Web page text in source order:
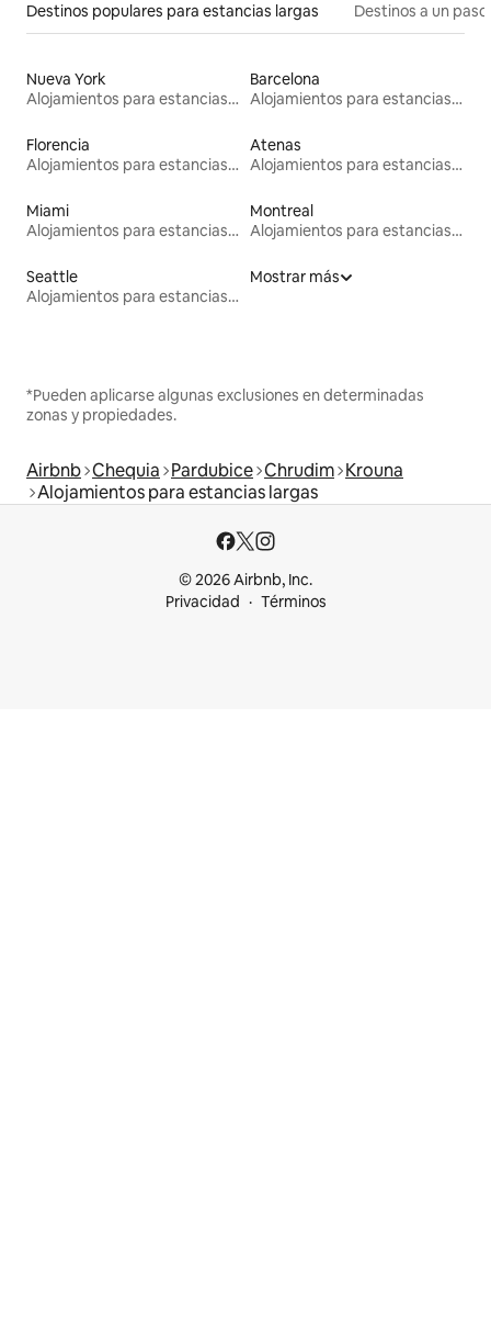
Destinos populares para estancias largas Destinos a un
Nueva York
Alojamientos para estancias largas
Barcelona
Alojamientos para estancias largas
Florencia
Alojamientos para estancias largas
Atenas
Alojamientos para estancias largas
Miami
Alojamientos para estancias largas
Montreal
Alojamientos para estancias largas
Seattle
Alojamientos para estancias largas
Mostrar más
*Pueden aplicarse algunas exclusiones en determinadas
zonas y propiedades.
Airbnb Chequia Pardubice Chrudim Krouna
Alojamientos para estancias largas
© 2026 Airbnb, Inc.
Privacidad
Términos